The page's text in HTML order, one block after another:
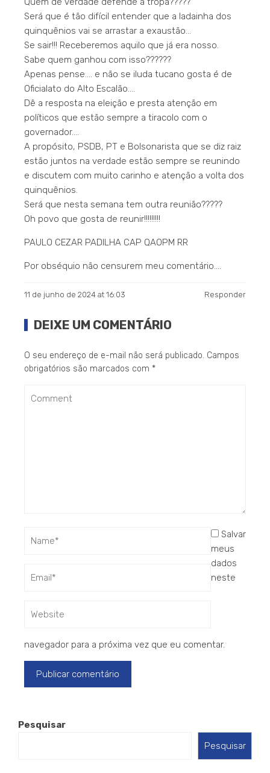
Será que é tão difícil entender que a ladainha dos
quinquênios vai se arrastar a exaustão…
Se sair!!! Receberemos aquilo que já era nosso.
Sabe quem ganhou com isso??????
Apenas pense…. e não se iluda tucano gosta é de
Oficialato do Alto Escalão….
Dê a resposta na eleição e presta atenção em
políticos que estão sempre a tiracolo com o
governador….
A propósito, PSDB, PT e Bolsonarista que se diz raiz
estão juntos na verdade estão sempre se reunindo
e discutem com muito carinho e atenção a volta dos
quinquênios.
Será que nesta semana tem outra reunião?????
Oh povo que gosta de reunir!!!!!!!!!
PAULO CEZAR PADILHA CAP QAOPM RR
Por obséquio não censurem meu comentário….
11 de junho de 2024 at 16:03 Responder
DEIXE UM COMENTÁRIO
O seu endereço de e-mail não será publicado. Campos
obrigatórios são marcados com *
Salvar
meus
dados
neste
navegador para a próxima vez que eu comentar.
Pesquisar
Pesquisar